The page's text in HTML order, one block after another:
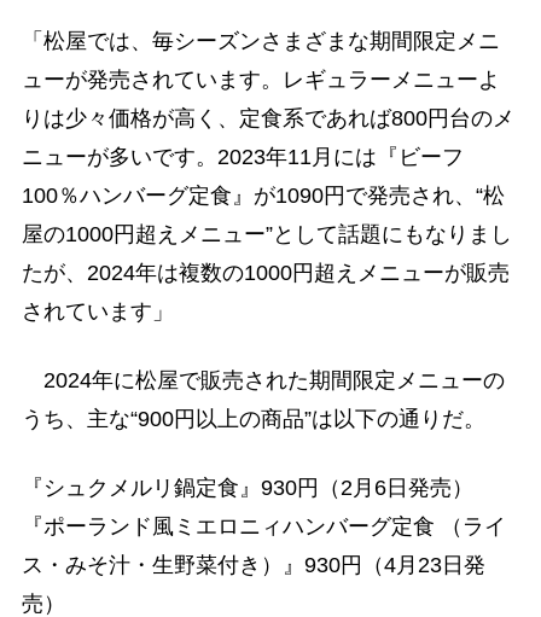
「松屋では、毎シーズンさまざまな期間限定メニ
ューが発売されています。レギュラーメニューよ
りは少々価格が高く、定食系であれば800円台のメ
ニューが多いです。2023年11月には『ビーフ
100％ハンバーグ定食』が1090円で発売され、“松
屋の1000円超えメニュー”として話題にもなりまし
たが、2024年は複数の1000円超えメニューが販売
されています」
2024年に松屋で販売された期間限定メニューの
うち、主な“900円以上の商品”は以下の通りだ。
『シュクメルリ鍋定食』930円（2月6日発売）
『ポーランド風ミエロニィハンバーグ定食 （ライ
ス・みそ汁・生野菜付き）』930円（4月23日発
売）